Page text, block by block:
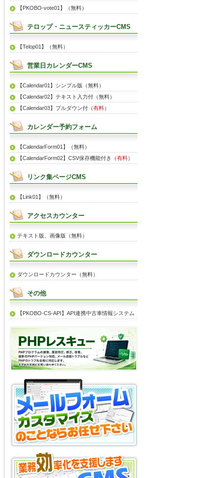
【PKOBO-vote01】（無料）
テロップ・ニュースティッカーCMS
【Telop01】（無料）
営業日カレンダーCMS
【Calendar01】シンプル版（無料）
【Calendar02】テキスト入力付（無料）
【Calendar03】プルダウン付 （有料）
カレンダー予約フォーム
【CalendarForm01】（無料）
【CalendarForm02】CSV保存機能付き
（有料）
リンク集ページCMS
【Link01】（無料）
アクセスカウンター
テキスト版、画像版（無料）
ダウンロードカウンター
ダウンロードカウンター（無料）
その他
【PKOBO-CS-API】API連携中古車情報システム